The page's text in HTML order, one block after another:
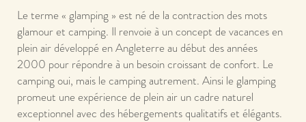
Le terme « glamping » est né de la contraction des mots
glamour et camping. Il renvoie à un concept de vacances en
plein air développé en Angleterre au début des années
2000 pour répondre à un besoin croissant de confort. Le
camping oui, mais le camping autrement. Ainsi le glamping
promeut une expérience de plein air un cadre naturel
exceptionnel avec des hébergements qualitatifs et élégants.